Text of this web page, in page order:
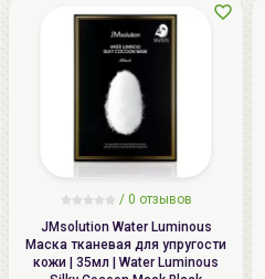
/ 0 отзывов
JMsolution Water Luminous
Маска тканевая для упругости
кожи | 35мл | Water Luminous